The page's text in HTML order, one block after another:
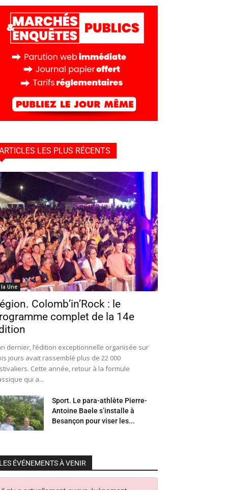
LES PLUS RÉCENTS
la Une
Colomb’in’Rock : le
complet de la 14e
dernier, l’édition exceptionnelle organisée sur
jours avait rassemblé plus de 22 000
Cette année, retour à la formule
qui a...
Sport. Le para-athlète Pierre-
Antoine Baele s’installe à
Besançon pour viser les...
LES ÉVÉNEMENTS À VENIR